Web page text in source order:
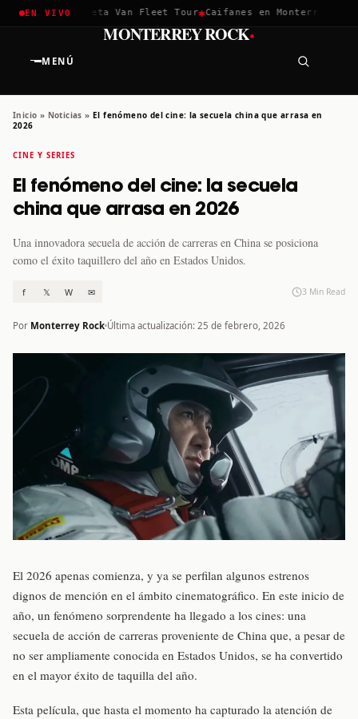
EN VIVO
2026 ✱Greta Van Fleet Tour✱Caifanes en Monterrey · 12
MENÚ
MONTERREY ROCK·
Inicio » Noticias » El fenómeno del cine: la secuela china que arrasa en
2026
CINE Y SERIES
El fenómeno del cine: la secuela
china que arrasa en 2026
Una innovadora secuela de acción de carreras en China se posiciona
como el éxito taquillero del año en Estados Unidos.
f 𝕏 W ✉ 3 Min Read
Por Monterrey Rock Última actualización: 25 de febrero, 2026
El 2026 apenas comienza, y ya se perfilan algunos estrenos
dignos de mención en el ámbito cinematográfico. En este inicio de
año, un fenómeno sorprendente ha llegado a los cines: una
secuela de acción de carreras proveniente de China que, a pesar de
no ser ampliamente conocida en Estados Unidos, se ha convertido
en el mayor éxito de taquilla del año.
Esta película, que hasta el momento ha capturado la atención de